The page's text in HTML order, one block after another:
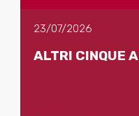
23/07/2026
ALTRI CINQUE